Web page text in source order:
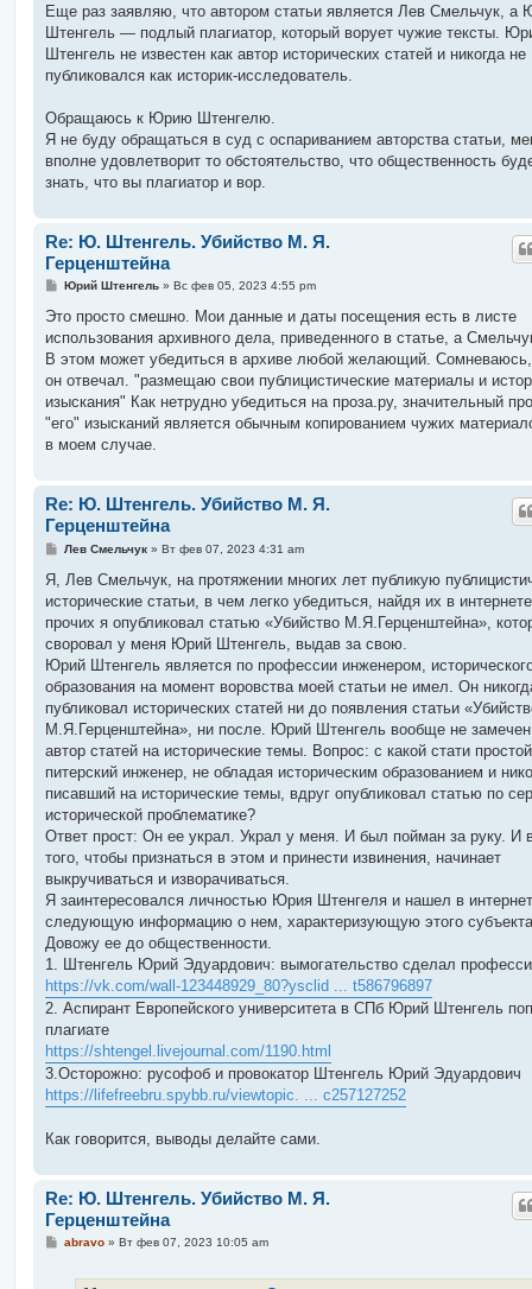
Еще раз заявляю, что автором статьи является Лев Смельчук, а
Штенгель — подлый плагиатор, который ворует чужие тексты.
Штенгель не известен как автор исторических статей и никогда не
публиковался как историк-исследователь.
Обращаюсь к Юрию Штенгелю.
Я не буду обращаться в суд с оспариванием авторства статьи,
вполне удовлетворит то обстоятельство, что общественность
знать, что вы плагиатор и вор.
Re: Ю. Штенгель. Убийство М. Я.
Герценштейна
С
о
щ
е
и
е
Юрий Штенгель» Вс фев 05, 2023 4:55 pm
Это просто смешно. Мои данные и даты посещения есть в листе
использования архивного дела, приведенного в статье, а
В этом может убедиться в архиве любой желающий. Сомневаюсь,
он отвечал. "размещаю свои публицистические материалы и
изыскания" Как нетрудно убедиться на проза.ру, значительный
"его" изысканий является обычным копированием чужих
в моем случае.
Re: Ю. Штенгель. Убийство М. Я.
Герценштейна
С
б
щ
е
и
е
Лев Смельчук» Вт фев 07, 2023 4:31 am
Я, Лев Смельчук, на протяжении многих лет публикую
исторические статьи, в чем легко убедиться, найдя их в
прочих я опубликовал статью «Убийство М.Я.Герценштейна»,
своровал у меня Юрий Штенгель, выдав за свою.
Юрий Штенгель является по профессии инженером,
образования на момент воровства моей статьи не имел. Он
публиковал исторических статей ни до появления статьи
М.Я.Герценштейна», ни после. Юрий Штенгель вообще не замечен
автор статей на исторические темы. Вопрос: с какой стати простой
питерский инженер, не обладая историческим образованием и
писавший на исторические темы, вдруг опубликовал статью по
исторической проблематике?
Ответ прост: Он ее украл. Украл у меня. И был пойман за руку. И
того, чтобы признаться в этом и принести извинения, начинает
выкручиваться и изворачиваться.
Я заинтересовался личностью Юрия Штенгеля и нашел в
следующую информацию о нем, характеризующую этого
Довожу ее до общественности.
1. Штенгель Юрий Эдуардович: вымогательство сделал
https://vk.com/wall-123448929_80?ysclid ... t586796897
2. Аспирант Европейского университета в СПб Юрий Штенгель
плагиате
https://shtengel.livejournal.com/1190.html
3.Осторожно: русофоб и провокатор Штенгель Юрий Эдуардович
https://lifefreebru.spybb.ru/viewtopic. ... c257127252
Как говорится, выводы делайте сами.
Re: Ю. Штенгель. Убийство М. Я.
Герценштейна
Сabravo» Вт фев 07, 2023 10:05 am